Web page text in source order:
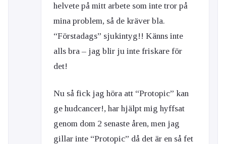
helvete på mitt arbete som inte tror på
mina problem, så de kräver bla.
“Förstadags” sjukintyg!! Känns inte
alls bra – jag blir ju inte friskare för
det!
Nu så fick jag höra att “Protopic” kan
ge hudcancer!, har hjälpt mig hyffsat
genom dom 2 senaste åren, men jag
gillar inte “Protopic” då det är en så fet